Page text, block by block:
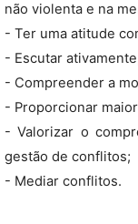
não violenta e na
- Ter uma atitude
- Escutar
- Compreender a
- Proporcionar
- Valorizar o
gestão de conflitos;
- Mediar conflitos.